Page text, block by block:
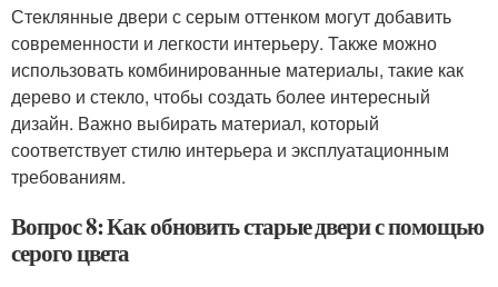
Стеклянные двери с серым оттенком могут добавить
современности и легкости интерьеру. Также можно
использовать комбинированные материалы, такие как
дерево и стекло, чтобы создать более интересный
дизайн. Важно выбирать материал, который
соответствует стилю интерьера и эксплуатационным
требованиям.
Вопрос 8: Как обновить старые двери с помощью
серого цвета